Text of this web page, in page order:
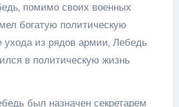
помимо своих военных
богатую политическую
ухода из рядов армии, Лебедь
в политическую жизнь
был назначен секретарем